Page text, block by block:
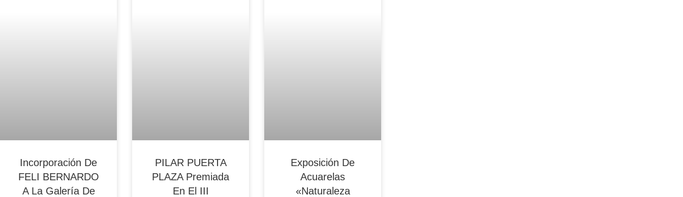
Incorporación De
FELI BERNARDO
A La Galería De
PILAR PUERTA
PLAZA Premiada
En El III
Exposición De
Acuarelas
«Naturaleza